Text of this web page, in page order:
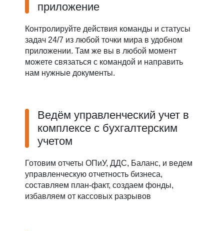
приложение
Контролируйте действия команды и статусы
задач 24/7 из любой точки мира в удобном
приложении. Там же вы в любой момент
можете связаться с командой и направить
нам нужные документы.
Ведём управленческий учет в
комплексе с бухгалтерским
учетом
Готовим отчеты ОПиУ, ДДС, Баланс, и ведем
управленческую отчетность бизнеса,
составляем план-факт, создаем фонды,
избавляем от кассовых разрывов